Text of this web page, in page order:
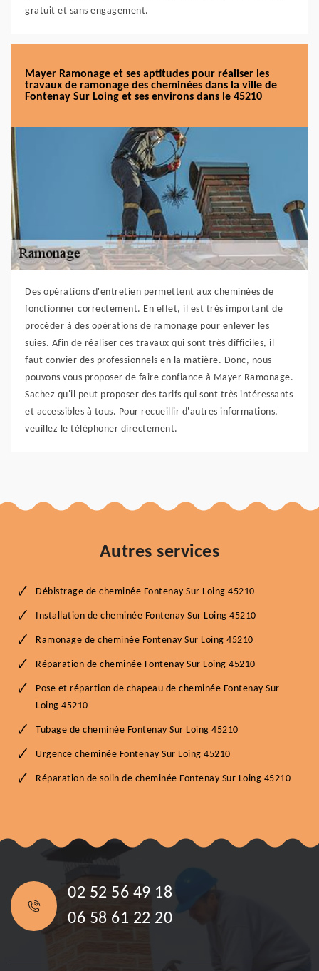
gratuit et sans engagement.
Mayer Ramonage et ses aptitudes pour réaliser les
travaux de ramonage des cheminées dans la ville de
Fontenay Sur Loing et ses environs dans le 45210
Des opérations d'entretien permettent aux cheminées de
fonctionner correctement. En effet, il est très important de
procéder à des opérations de ramonage pour enlever les
suies. Afin de réaliser ces travaux qui sont très difficiles, il
faut convier des professionnels en la matière. Donc, nous
pouvons vous proposer de faire confiance à Mayer Ramonage.
Sachez qu'il peut proposer des tarifs qui sont très intéressants
et accessibles à tous. Pour recueillir d'autres informations,
veuillez le téléphoner directement.
Autres services
Débistrage de cheminée Fontenay Sur Loing 45210
Installation de cheminée Fontenay Sur Loing 45210
Ramonage de cheminée Fontenay Sur Loing 45210
Réparation de cheminée Fontenay Sur Loing 45210
Pose et répartion de chapeau de cheminée Fontenay Sur
Loing 45210
Tubage de cheminée Fontenay Sur Loing 45210
Urgence cheminée Fontenay Sur Loing 45210
Réparation de solin de cheminée Fontenay Sur Loing 45210
02 52 56 49 18
06 58 61 22 20